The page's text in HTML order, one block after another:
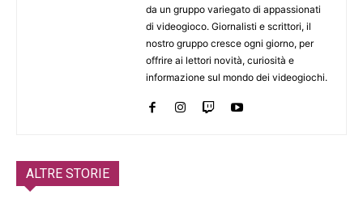
da un gruppo variegato di appassionati
di videogioco. Giornalisti e scrittori, il
nostro gruppo cresce ogni giorno, per
offrire ai lettori novità, curiosità e
informazione sul mondo dei videogiochi.
ALTRE STORIE